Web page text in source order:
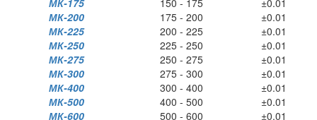
МК-175
150 - 175
±0.01
МК-200
175 - 200
±0.01
МК-225
200 - 225
±0.01
МК-250
225 - 250
±0.01
МК-275
250 - 275
±0.01
МК-300
275 - 300
±0.01
МК-400
300 - 400
±0.01
МК-500
400 - 500
±0.01
МК-600
500 - 600
±0.01